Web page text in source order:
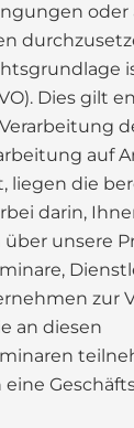
oder
Dies gilt
auf
liegen die
darin,
unsere
zur
an diesen